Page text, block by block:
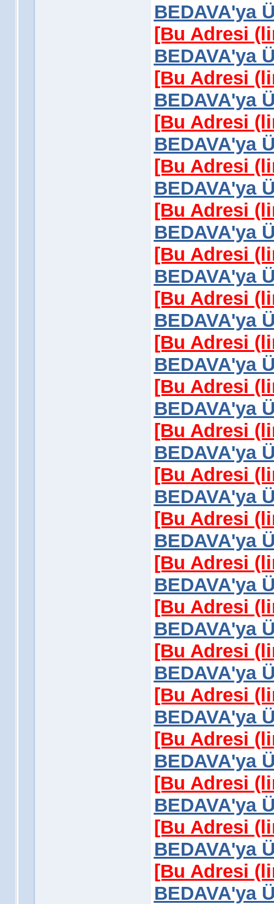
BEDAVA'ya
[Bu Adresi
BEDAVA'ya
[Bu Adresi
BEDAVA'ya
[Bu Adresi
BEDAVA'ya
[Bu Adresi
BEDAVA'ya
[Bu Adresi
BEDAVA'ya
[Bu Adresi
BEDAVA'ya
[Bu Adresi
BEDAVA'ya
[Bu Adresi
BEDAVA'ya
[Bu Adresi
BEDAVA'ya
[Bu Adresi
BEDAVA'ya
[Bu Adresi
BEDAVA'ya
[Bu Adresi
BEDAVA'ya
[Bu Adresi
BEDAVA'ya
[Bu Adresi
BEDAVA'ya
[Bu Adresi
BEDAVA'ya
[Bu Adresi
BEDAVA'ya
[Bu Adresi
BEDAVA'ya
[Bu Adresi
BEDAVA'ya
[Bu Adresi
BEDAVA'ya
[Bu Adresi
BEDAVA'ya